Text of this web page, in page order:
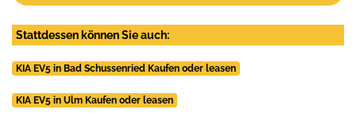
Stattdessen können Sie auch:
KIA EV5 in Bad Schussenried Kaufen oder leasen
KIA EV5 in Ulm Kaufen oder leasen